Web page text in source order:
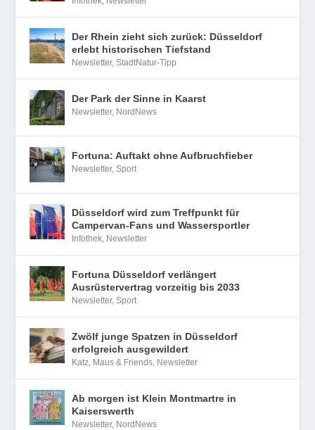
Der Rhein zieht sich zurück: Düsseldorf
erlebt historischen Tiefstand
Newsletter,StadtNatur-Tipp
Der Park der Sinne in Kaarst
Newsletter, NordNews
Fortuna: Auftakt ohne Aufbruchfieber
Newsletter,Sport
Düsseldorf wird zum Treffpunkt für
Campervan-Fans und Wassersportler
Infothek Newsletter
Fortuna Düsseldorf verlängert
Ausrüstervertrag vorzeitig bis 2033
Newsletter,Sport
Zwölf junge Spatzen in Düsseldorf
erfolgreich ausgewildert
Katz, Maus & Friends Newsletter
Ab morgen ist Klein Montmartre in
Kaiserswerth
Newsletter, NordNews